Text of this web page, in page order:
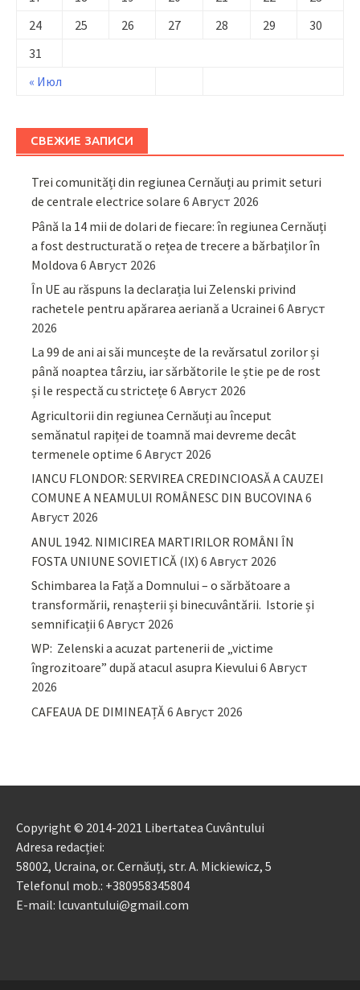
« Июл
24
25 26 27 28 29
30
31
СВЕЖИЕ ЗАПИСИ
Trei comunități din regiunea Cernăuți au primit seturi
de centrale electrice solare 6 Август 2026
Până la 14 mii de dolari de fiecare: în regiunea Cernăuți
a fost destructurată o rețea de trecere a bărbaților în
Moldova 6 Август 2026
În UE au răspuns la declarația lui Zelenski privind
rachetele pentru apărarea aeriană a Ucrainei 6 Август
2026
La 99 de ani ai săi muncește de la revărsatul zorilor și
până noaptea târziu, iar sărbătorile le știe pe de rost
și le respectă cu strictețe 6 Август 2026
Agricultorii din regiunea Cernăuți au început
semănatul rapiței de toamnă mai devreme decât
termenele optime 6 Август 2026
IANCU FLONDOR: SERVIREA CREDINCIOASĂ A CAUZEI
COMUNE A NEAMULUI ROMÂNESC DIN BUCOVINA6
Август 2026
ANUL 1942. NIMICIREA MARTIRILOR ROMÂNI ÎN
FOSTA UNIUNE SOVIETICĂ (IX) 6 Август 2026
Schimbarea la Față a Domnului – o sărbătoare a
transformării, renașterii și binecuvântării. Istorie și
semnificații 6 Август 2026
WP: Zelenski a acuzat partenerii de „victime
îngrozitoare” după atacul asupra Kievului 6 Август
2026
CAFEAUA DE DIMINEAȚĂ6 Август 2026
Copyright © 2014-2021 Libertatea Cuvântului
Adresa redacției:
58002, Ucraina, or. Cernăuți, str. A. Mickiewicz, 5
Telefonul mob.: +380958345804
E-mail: lcuvantului@gmail.com